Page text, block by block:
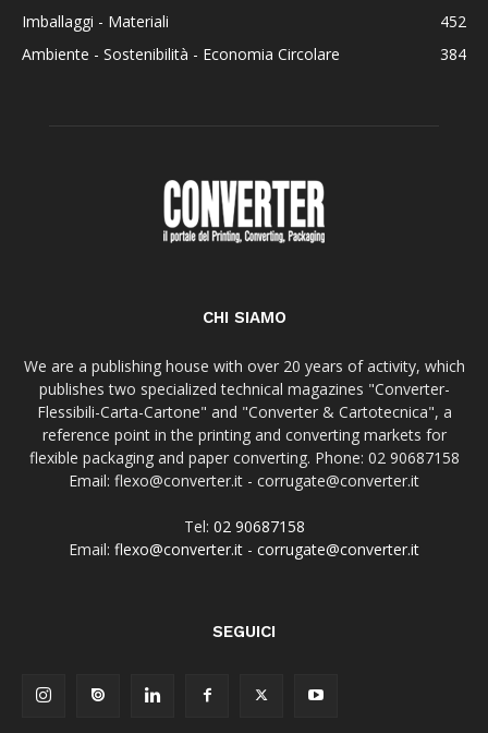
Imballaggi - Materiali
452
Ambiente - Sostenibilità - Economia Circolare
384
CHI SIAMO
We are a publishing house with over 20 years of activity, which
publishes two specialized technical magazines "Converter-
Flessibili-Carta-Cartone" and "Converter & Cartotecnica", a
reference point in the printing and converting markets for
flexible packaging and paper converting. Phone: 02 90687158
Email: flexo@converter.it - corrugate@converter.it
Tel: 02 90687158
Email: flexo@converter.it - corrugate@converter.it
SEGUICI